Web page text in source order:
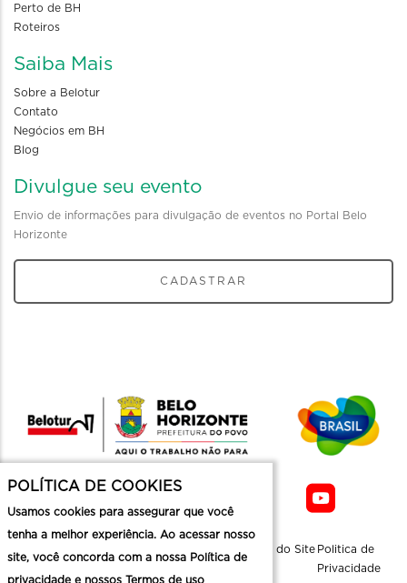
Perto de BH
Roteiros
Saiba Mais
Sobre a Belotur
Contato
Negócios em BH
Blog
Divulgue seu evento
Envio de informações para divulgação de eventos no Portal Belo
Horizonte
CADASTRAR
Mapa do Site Politica de
Privacidade
POLÍTICA DE COOKIES
Usamos cookies para assegurar que você
tenha a melhor experiência. Ao acessar nosso
site, você concorda com a nossa Política de
privacidade e nossos Termos de uso